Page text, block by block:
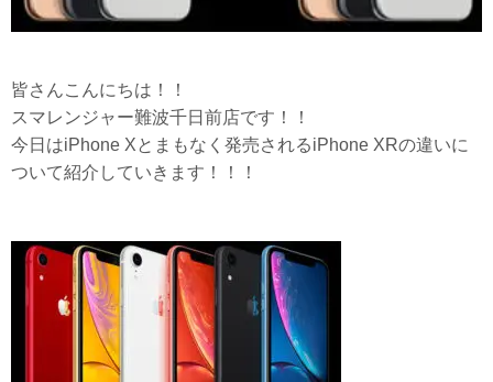
皆さんこんにちは！！
スマレンジャー難波千日前店です！！
今日はiPhone Xとまもなく発売されるiPhone XRの違いに
ついて紹介していきます！！！